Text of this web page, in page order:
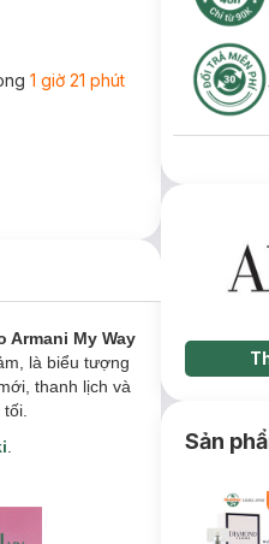
1 giờ 21 phút
Armani My Way
là biểu tượng
thanh lịch và
Sản